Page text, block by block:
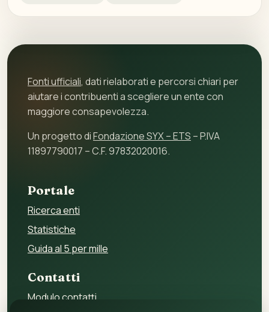
Fonti ufficiali, dati rielaborati e percorsi chiari per
aiutare i contribuenti a scegliere un ente con
maggiore consapevolezza.
Un progetto diFondazione SYX – ETS – P.IVA
11897790017 – C.F. 97832020016.
Portale
Ricerca enti
Statistiche
Guida al 5 per mille
Contatti
Modulo contatti